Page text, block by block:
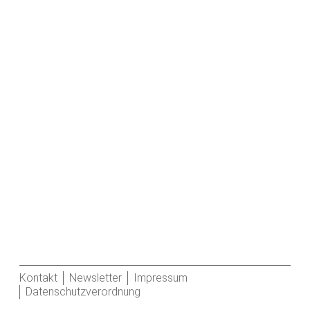
Kontakt Newsletter
Impressum
Datenschutzverordnung